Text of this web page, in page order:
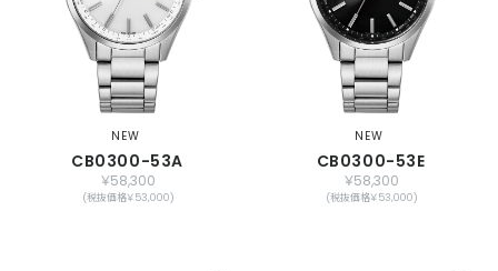
NEW
CB0300-53A
￥58,300
(税抜価格￥53,000)
NEW
CB0300-53E
￥58,300
(税抜価格￥53,000)